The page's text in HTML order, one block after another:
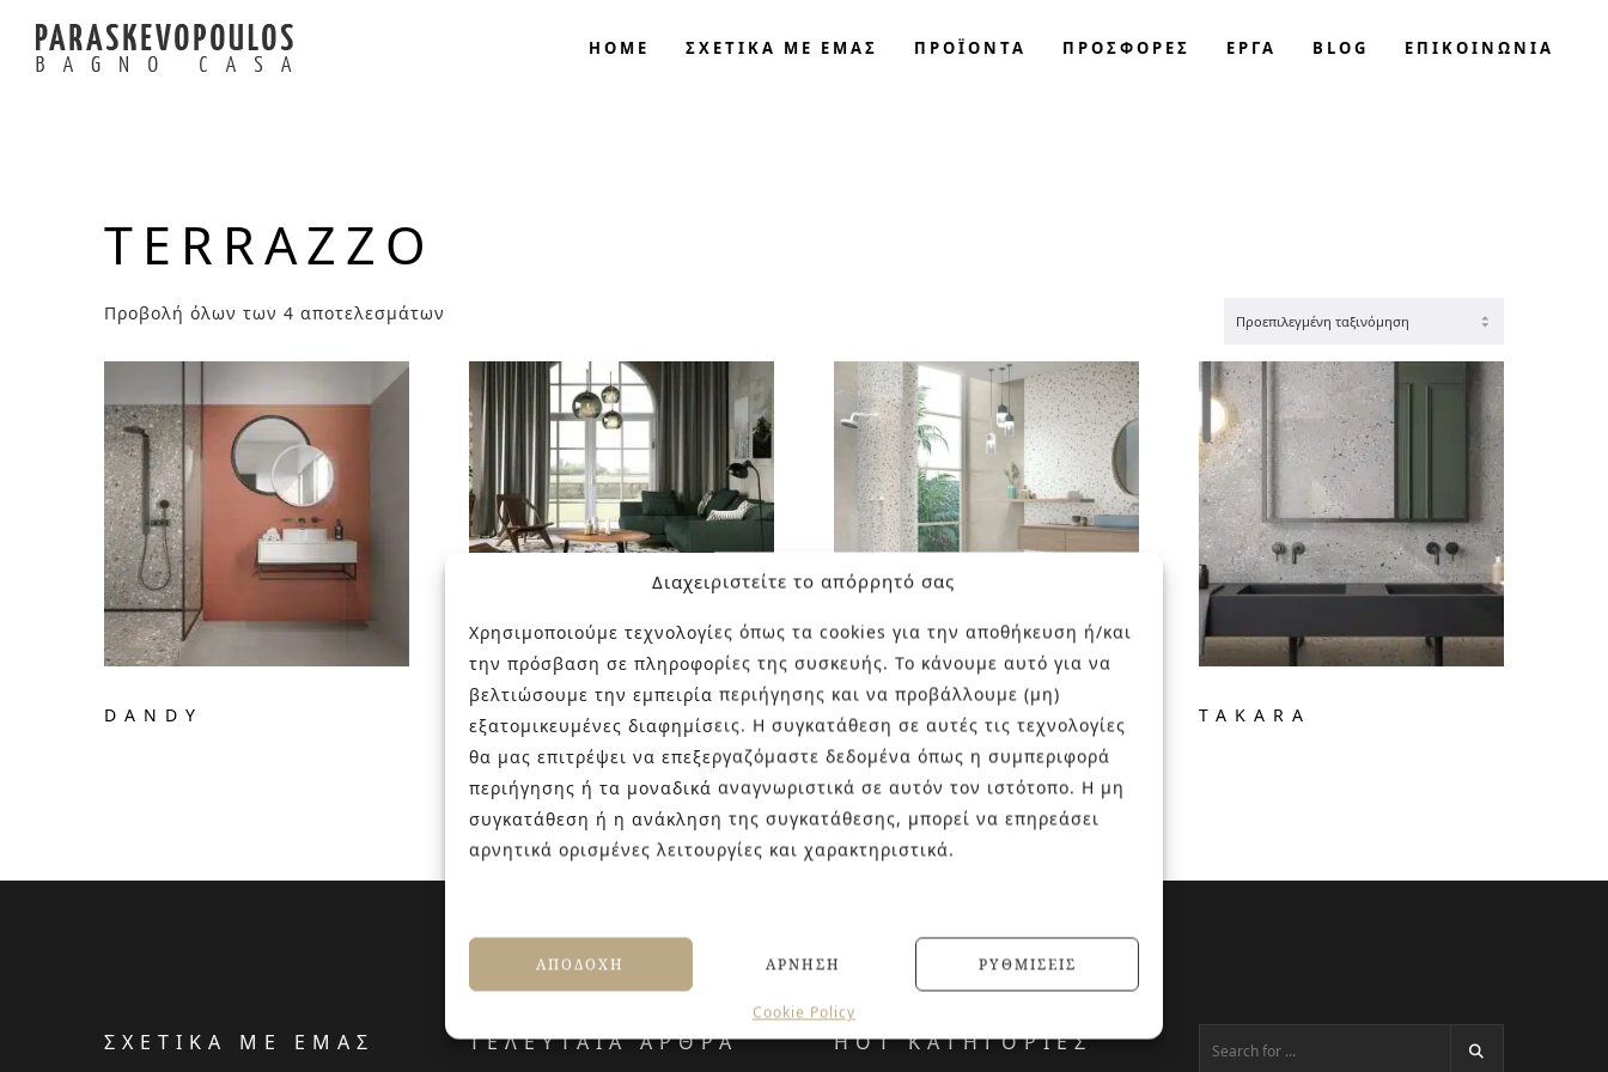
Διαχειριστείτε το απόρρητό σας
Χρησιμοποιούμε τεχνολογίες όπως τα cookies για την αποθήκευση ή/και
την πρόσβαση σε πληροφορίες της συσκευής. Το κάνουμε αυτό για να
βελτιώσουμε την εμπειρία περιήγησης και να προβάλλουμε (μη)
εξατομικευμένες διαφημίσεις. Η συγκατάθεση σε αυτές τις τεχνολογίες
θα μας επιτρέψει να επεξεργαζόμαστε δεδομένα όπως η συμπεριφορά
περιήγησης ή τα μοναδικά αναγνωριστικά σε αυτόν τον ιστότοπο. Η μη
συγκατάθεση ή η ανάκληση της συγκατάθεσης, μπορεί να επηρεάσει
αρνητικά ορισμένες λειτουργίες και χαρακτηριστικά.
ΑΠΟΔΟΧΉ ΆΡΝΗΣΗ ΡΥΘΜΊΣΕΙΣ
Cookie Policy
HOME ΣΧΕΤΙΚΑ ΜΕ ΕΜΑΣ ΠΡΟΪΟΝΤΑ ΠΡΟΣΦΟΡΈΣ ΕΡΓΑ BLOG ΕΠΙΚΟΙΝΩΝΊΑ
TERRAZZO
Προβολή όλων των 4 αποτελεσμάτων
DANDY I COCCI PALAZZO TAKARA
ΣΧΕΤΙΚΑ ΜΕ ΕΜΑΣ ΤΕΛΕΥΤΑΙΑ ΑΡΘΡΑ HOT ΚΑΤΗΓΟΡΙΕΣ